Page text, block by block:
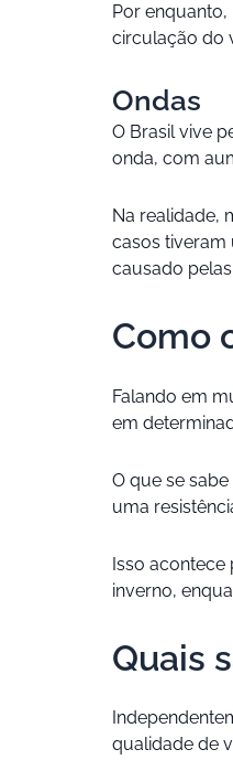
Por
circulação do
Ondas
O Brasil vive
onda, com
Na realidade,
casos tiveram
causado
Como
Falando em
em
O que se
uma
Isso acontece
inverno,
Quais
qualidade de